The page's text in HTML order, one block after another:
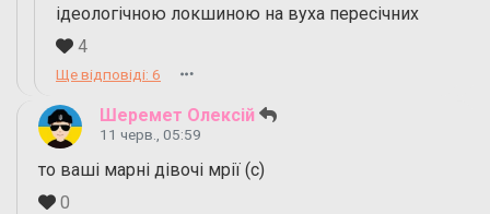
ідеологічною локшиною на вуха пересічних
4
Ще відповіді: 6
Шеремет Олексій
11 черв., 05:59
то ваші марні дівочі мрії (с)
0